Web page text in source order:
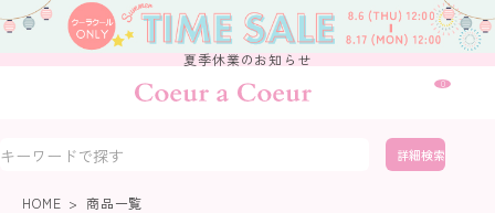
夏季休業のお知らせ
0
詳細検索
HOME 商品一覧